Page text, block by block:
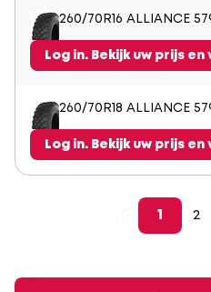
260/70R16 ALLIANCE
Log in. Bekijk uw prijs
260/70R18 ALLIANCE
Log in. Bekijk uw prijs
1 2